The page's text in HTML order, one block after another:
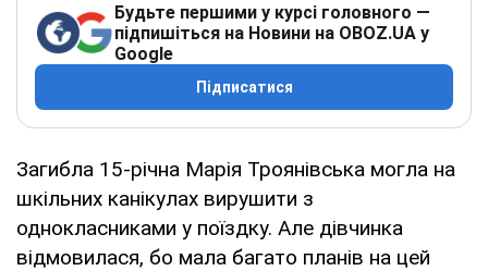
Будьте першими у курсі головного —
підпишіться на Новини на OBOZ.UA у
Google
Підписатися
Загибла 15-річна Марія Троянівська могла на
шкільних канікулах вирушити з
однокласниками у поїздку. Але дівчинка
відмовилася, бо мала багато планів на цей